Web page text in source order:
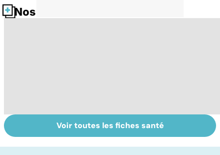
Nos fiches santé
Tout savoir sur le
cerveau
Staphylocoque
doré : une
Voir toutes les fiches santé